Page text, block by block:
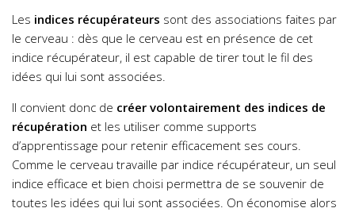
Les indices récupérateurs sont des associations faites par
le cerveau : dès que le cerveau est en présence de cet
indice récupérateur, il est capable de tirer tout le fil des
idées qui lui sont associées.
Il convient donc de créer volontairement des indices de
récupération et les utiliser comme supports
d’apprentissage pour retenir efficacement ses cours.
Comme le cerveau travaille par indice récupérateur, un seul
indice efficace et bien choisi permettra de se souvenir de
toutes les idées qui lui sont associées. On économise alors